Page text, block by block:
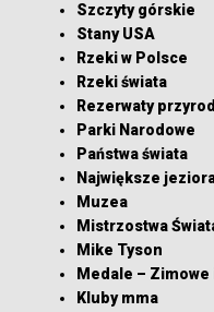
Szczyty górskie
Stany USA
Rzeki w Polsce
Rzeki świata
Rezerwaty
Parki Narodowe
Państwa świata
Największe
Muzea
Mistrzostwa
Mike Tyson
Medale – Zimowe
Kluby mma